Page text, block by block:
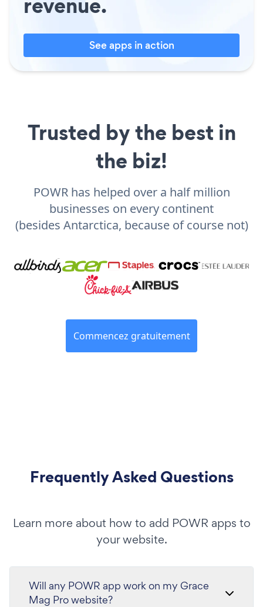
See apps in action
Trusted by the best in
the biz!
POWR has helped over a half million
businesses on every continent
(besides Antarctica, because of course not)
Commencez gratuitement
Frequently Asked Questions
Learn more about how to add POWR apps to
your website.
Will any POWR app work on my Grace
Mag Pro website?